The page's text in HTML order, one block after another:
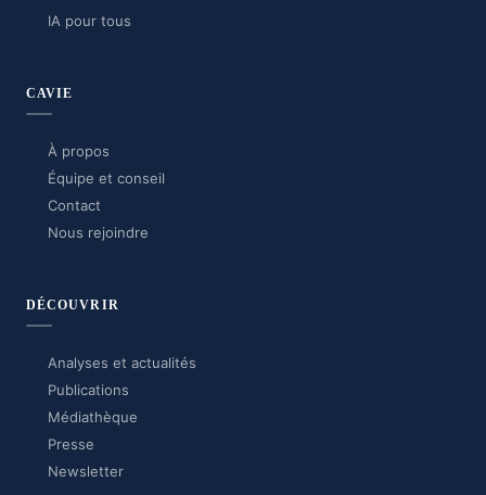
IA pour tous
CAVIE
À propos
Équipe et conseil
Contact
Nous rejoindre
DÉCOUVRIR
Analyses et actualités
Publications
Médiathèque
Presse
Newsletter